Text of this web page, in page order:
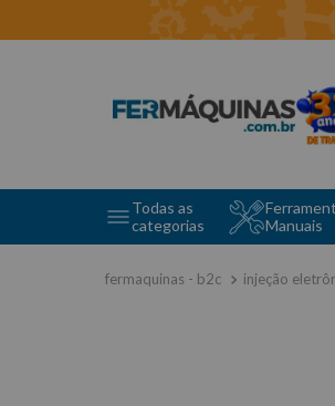
Todas as
categorias
Manuais
injeção